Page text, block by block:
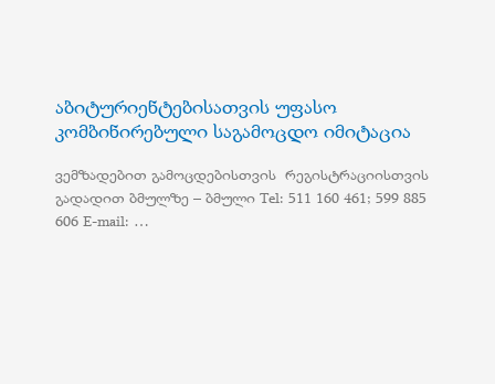
აბიტურიენტებისათვის უფასო
კომბინირებული საგამოცდო იმიტაცია
ვემზადებით გამოცდებისთვის რეგისტრაციისთვის
გადადით ბმულზე – ბმული Tel: 511 160 461; 599 885
606 E-mail: …